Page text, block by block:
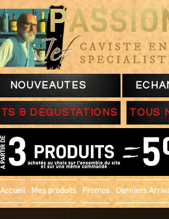
NOUVEAUTES
& DEGUSTATIONS TOUS
Accueil Mes produits Promos Derniers